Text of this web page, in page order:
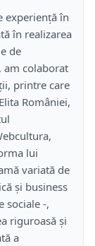
experiență în
în realizarea
de
am colaborat
printre care
României,
lui
variată de
și business
sociale -,
riguroasă și
a